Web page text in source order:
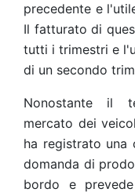
precedente e
Il fatturato di
tutti i trimestri e
di un secondo
Nonostante il
mercato dei
ha registrato una
domanda di
bordo e